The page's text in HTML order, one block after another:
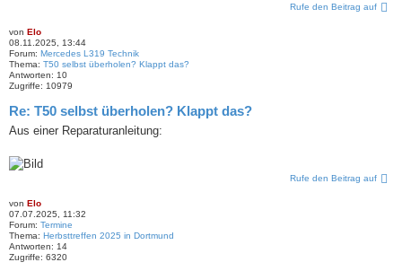
Rufe den Beitrag auf
von Elo
08.11.2025, 13:44
Forum: Mercedes L319 Technik
Thema: T50 selbst überholen? Klappt das?
Antworten: 10
Zugriffe: 10979
Re: T50 selbst überholen? Klappt das?
Aus einer Reparaturanleitung:
Rufe den Beitrag auf
von Elo
07.07.2025, 11:32
Forum: Termine
Thema: Herbsttreffen 2025 in Dortmund
Antworten: 14
Zugriffe: 6320